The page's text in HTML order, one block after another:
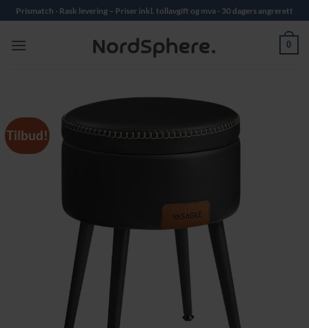
Skip
to
content
Prismatch - Rask levering – Priser inkl. tollavgift og mva - 30 dagers angrerett
0
Tilbud!